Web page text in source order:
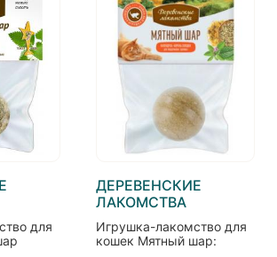
для
ДЕРЕВЕНСКИЕ
ЛАКОМСТВА
Игрушка-лакомство для
кошек Мятный шар: